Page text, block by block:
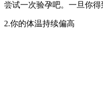
尝试一次验孕吧。一旦你
2.你的体温持续偏高